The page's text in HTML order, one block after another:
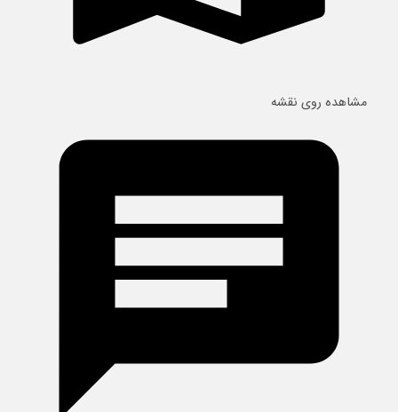
مشاهده روی نقشه